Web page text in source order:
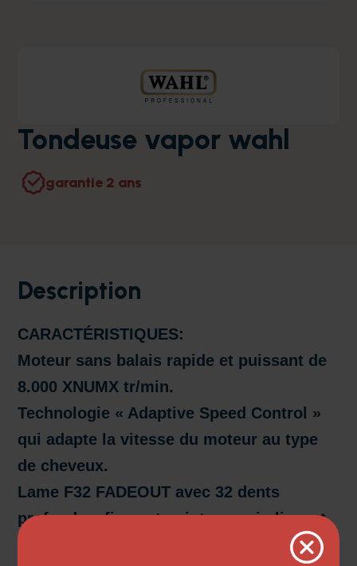
Tondeuse vapor wahl
garantie 2 ans
Description
CARACTÉRISTIQUES:
Moteur sans balais rapide et puissant de
8.000 XNUMX tr/min.
Technologie « Adaptive Speed ​​​​Control »
qui adapte la vitesse du moteur au type
de cheveux.
Lame F32 FADEOUT avec 32 dents
profondes, fines et pointues qui glissent
sans effort sur la peau réduisant le risque